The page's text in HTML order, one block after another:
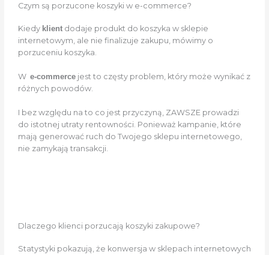
Czym są porzucone koszyki w e-commerce?
Kiedy klientdodaje produkt do koszyka w sklepie
internetowym, ale nie finalizuje zakupu, mówimy o
porzuceniu koszyka.
W e-commercejest to częsty problem, który może wynikać z
różnych powodów.
I bez względu na to co jest przyczyną, ZAWSZE prowadzi
do istotnej utraty rentowności. Ponieważ kampanie, które
mają generować ruch do Twojego sklepu internetowego,
nie zamykają transakcji.
Dlaczego klienci porzucają koszyki zakupowe?
Statystyki pokazują, że konwersja w sklepach internetowych